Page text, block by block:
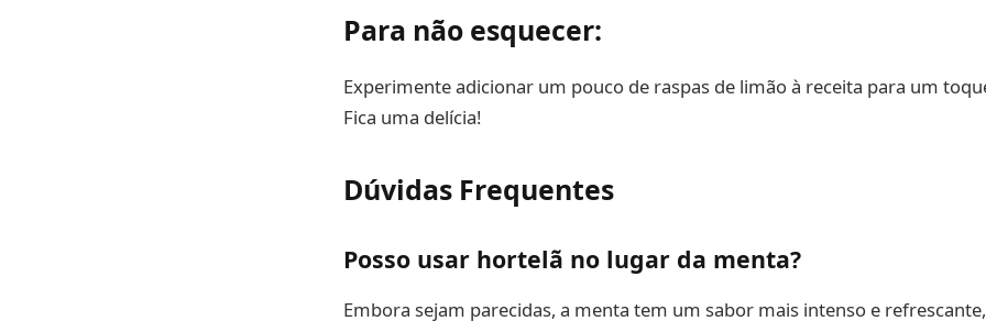
Para não esquecer:
Experimente adicionar um pouco de raspas de limão à receita para um
Fica uma delícia!
Dúvidas Frequentes
Posso usar hortelã no lugar da menta?
Embora sejam parecidas, a menta tem um sabor mais intenso e